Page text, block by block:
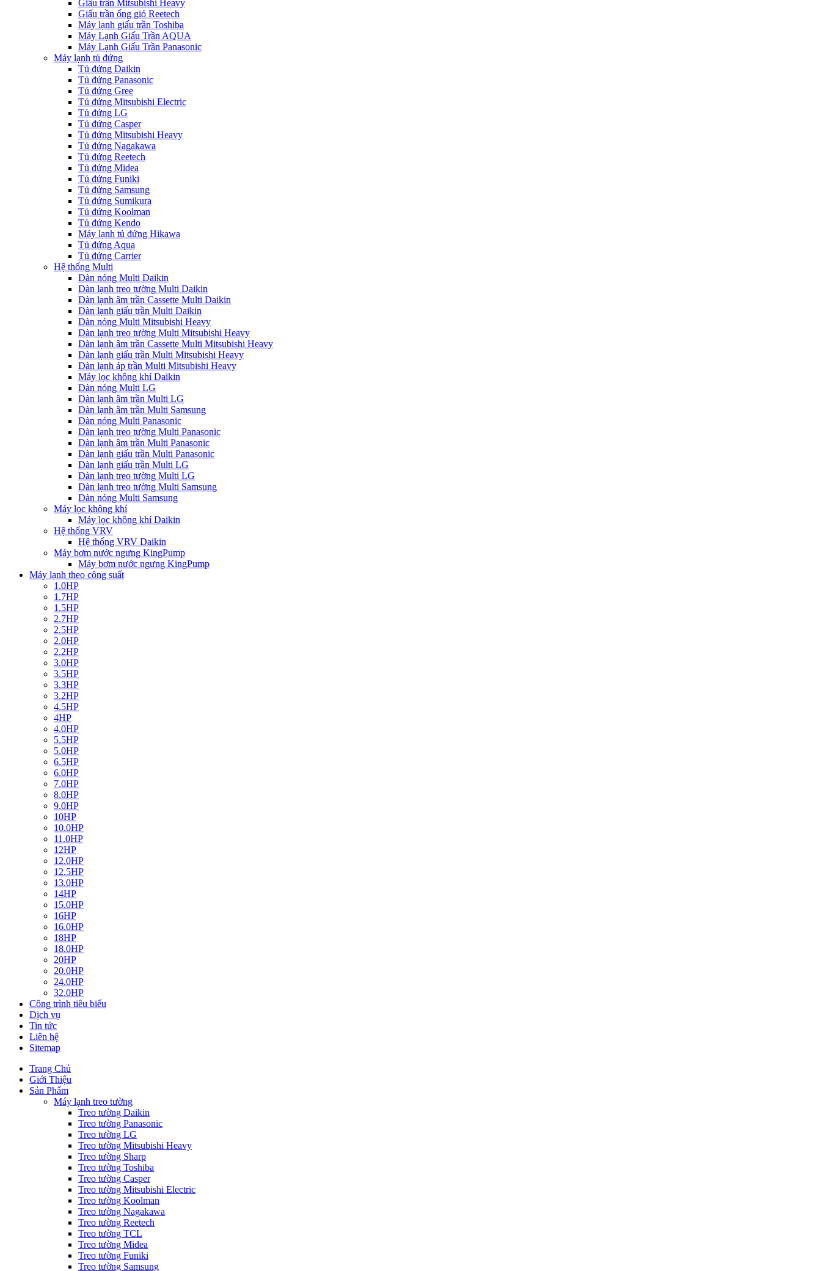
Giấu trần Mitsubishi Heavy
Giấu trần ống gió Reetech
Máy lạnh giấu trần Toshiba
Máy Lạnh Giấu Trần AQUA
Máy Lạnh Giấu Trần Panasonic
Máy lạnh tủ đứng
Tủ đứng Daikin
Tủ đứng Panasonic
Tủ đứng Gree
Tủ đứng Mitsubishi Electric
Tủ đứng LG
Tủ đứng Casper
Tủ đứng Mitsubishi Heavy
Tủ đứng Nagakawa
Tủ đứng Reetech
Tủ đứng Midea
Tủ đứng Funiki
Tủ đứng Samsung
Tủ đứng Sumikura
Tủ đứng Koolman
Tủ đứng Kendo
Máy lạnh tủ đứng Hikawa
Tủ đứng Aqua
Tủ đứng Carrier
Hệ thống Multi
Dàn nóng Multi Daikin
Dàn lạnh treo tường Multi Daikin
Dàn lạnh âm trần Cassette Multi Daikin
Dàn lạnh giấu trần Multi Daikin
Dàn nóng Multi Mitsubishi Heavy
Dàn lạnh treo tường Multi Mitsubishi Heavy
Dàn lạnh âm trần Cassette Multi Mitsubishi Heavy
Dàn lạnh giấu trần Multi Mitsubishi Heavy
Dàn lạnh áp trần Multi Mitsubishi Heavy
Máy lọc không khí Daikin
Dàn nóng Multi LG
Dàn lạnh âm trần Multi LG
Dàn lạnh âm trần Multi Samsung
Dàn nóng Multi Panasonic
Dàn lạnh treo tường Multi Panasonic
Dàn lạnh âm trần Multi Panasonic
Dàn lạnh giấu trần Multi Panasonic
Dàn lạnh giấu trần Multi LG
Dàn lạnh treo tường Multi LG
Dàn lạnh treo tường Multi Samsung
Dàn nóng Multi Samsung
Máy lọc không khí
Máy lọc không khí Daikin
Hệ thống VRV
Hệ thống VRV Daikin
Máy bơm nước ngưng KingPump
Máy bơm nước ngưng KingPump
Máy lạnh theo công suất
1.0HP
1.7HP
1.5HP
2.7HP
2.5HP
2.0HP
2.2HP
3.0HP
3.5HP
3.3HP
3.2HP
4.5HP
4HP
4.0HP
5.5HP
5.0HP
6.5HP
6.0HP
7.0HP
8.0HP
9.0HP
10HP
10.0HP
11.0HP
12HP
12.0HP
12.5HP
13.0HP
14HP
15.0HP
16HP
16.0HP
18HP
18.0HP
20HP
20.0HP
24.0HP
32.0HP
Công trình tiêu biểu
Dịch vụ
Tin tức
Liên hệ
Sitemap
Trang Chủ
Giới Thiệu
Sản Phẩm
Máy lạnh treo tường
Treo tường Daikin
Treo tường Panasonic
Treo tường LG
Treo tường Mitsubishi Heavy
Treo tường Sharp
Treo tường Toshiba
Treo tường Casper
Treo tường Mitsubishi Electric
Treo tường Koolman
Treo tường Nagakawa
Treo tường Reetech
Treo tường TCL
Treo tường Midea
Treo tường Funiki
Treo tường Samsung